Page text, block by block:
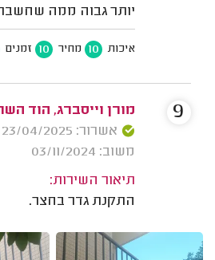
יותר גבוה ממה
איכות 10 מחיר 10 זמנים
מורן וייסברג, הוד
אשרור: 23/04/2025
משוב: 03/11/2024
תיאור השירות:
התקנת גדר בחצר.
9